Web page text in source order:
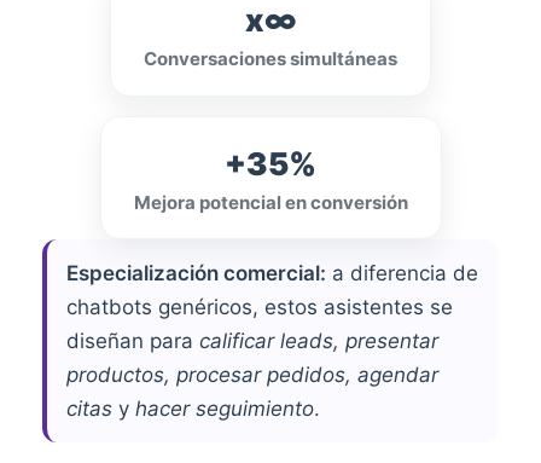
x∞
Conversaciones simultáneas
+35%
Mejora potencial en conversión
Especialización comercial: a diferencia de
chatbots genéricos, estos asistentes se
diseñan para calificar leads, presentar
productos, procesar pedidos, agendar
citas y hacer seguimiento.